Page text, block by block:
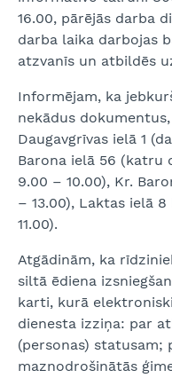
16.00, pārējās darba
darba laika darbojas
atzvanīs un atbildēs
Informējam, ka
nekādus
Daugavgrīvas ielā 1
Barona ielā 56 (katru
9.00 – 10.00), Kr.
– 13.00), Laktas ielā 8
11.00).
Atgādinām, ka
siltā ēdiena
karti, kurā
dienesta izziņa: par
(personas) statusam;
maznodrošinātās